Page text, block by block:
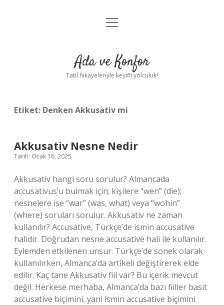
Anasayfa
Yasal Uyarı
menüyü
Ada ve Konfor
Tatil hikayeleriyle keyifli yolculuk!
Etiket: Denken Akkusativ mi
Akkusativ Nesne Nedir
Tarih: Ocak 16, 2025
Akkusativ hangi soru sorulur? Almancada
accusativus’u bulmak için; kişilere “wen” (die);
nesnelere ise “war” (was, what) veya “wohin”
(where) soruları sorulur. Akkusativ ne zaman
kullanılır? Accusative, Türkçe’de ismin accusative
halidir. Doğrudan nesne accusative hali ile kullanılır.
Eylemden etkilenen unsur. Türkçe’de sonek olarak
kullanılırken, Almanca’da artikeli değiştirerek elde
edilir. Kaç tane Akkusativ fiil var? Bu içerik mevcut
değil. Herkese merhaba, Almanca’da bazı fiiller basit
accusative biçimini, yani ismin accusative biçimini